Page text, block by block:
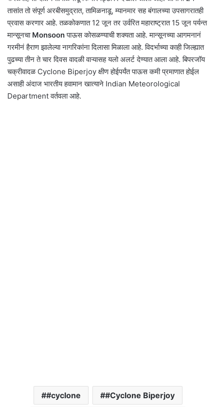
तासांत तो संपूर्ण अरबीसमुद्रात, तामिळनाडू, म्यानमार सह बंगालच्या उपसागरातही
प्रवास करणार आहे. तळकोकणात 12 जून तर उर्वरित महाराष्ट्रात 15 जून पर्यन्त
मान्सूनचा Monsoonपाऊस कोसळण्याची शक्यता आहे. मान्सूनच्या आगमनानं
गरमीनं हैराण झालेल्या नागरिकांना दिलासा मिळाला आहे. विदर्भाच्या काही जिल्ह्यात
पुढच्या तीन ते चार दिवस वादळी वाऱ्यासह यलो अलर्ट देण्यात आला आहे. बिपरजॉय
चक्रीवादळ Cyclone Biperjoy क्षीण होईपर्यंत पाऊस कमी प्रमाणात होईल
असाही अंदाज भारतीय हवामान खात्याने Indian Meteorological
Department वर्तवला आहे.
#cyclone #Cyclone Biperjoy